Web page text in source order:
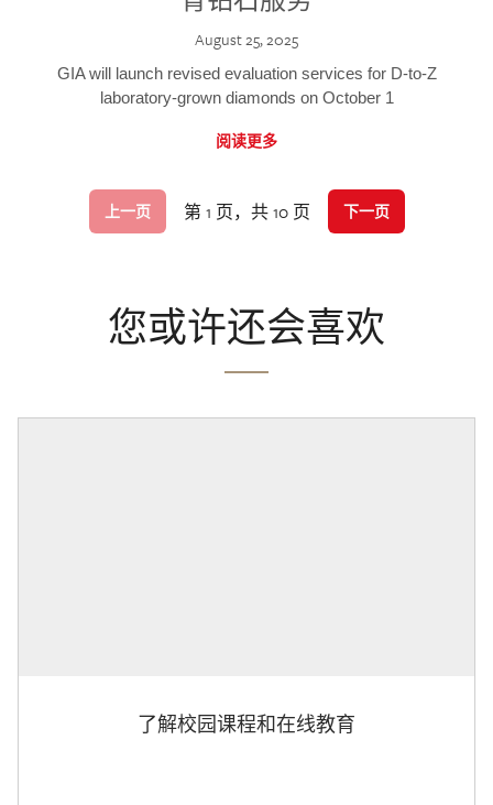
August 25, 2025
GIA will launch revised evaluation services for D-to-Z
laboratory-grown diamonds on October 1
阅读更多
上一页 第 1 页，共 10 页 下一页
您或许还会喜欢
了解校园课程和在线教育